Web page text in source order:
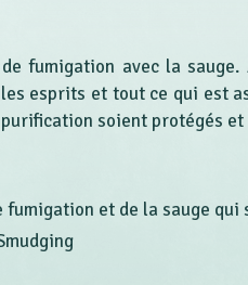
fumigation avec la
esprits et tout ce qui est
soient protégés
fumigation et de la sauge qui